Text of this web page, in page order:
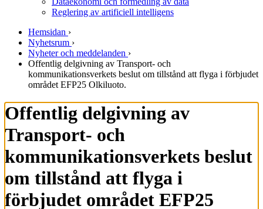
Reglering av artificiell intelligens
Hemsidan ›
Nyhetsrum ›
Nyheter och meddelanden ›
Offentlig delgivning av Transport- och
kommunikationsverkets beslut om tillstånd att flyga i förbjudet
området EFP25 Olkiluoto.
Offentlig delgivning av
Transport- och
kommunikationsverkets beslut
om tillstånd att flyga i
förbjudet området EFP25